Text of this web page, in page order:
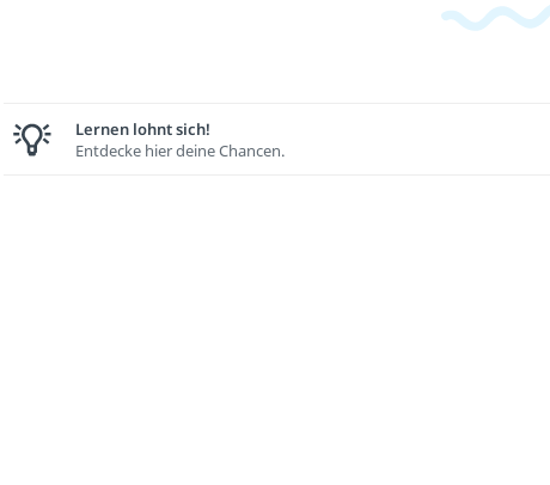
Lernen lohnt sich!
Entdecke hier deine Chancen.